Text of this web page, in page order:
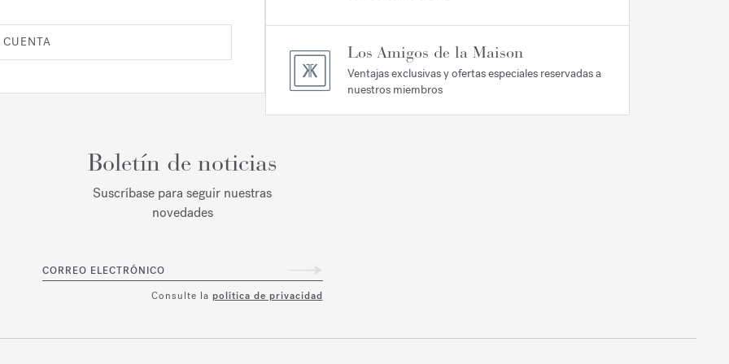
Los Amigos de la Maison
Ventajas exclusivas y ofertas especiales reservadas a
nuestros miembros
Boletín de noticias
Suscríbase para seguir nuestras
novedades
CORREO ELECTRÓNICO
Consulte la política de privacidad